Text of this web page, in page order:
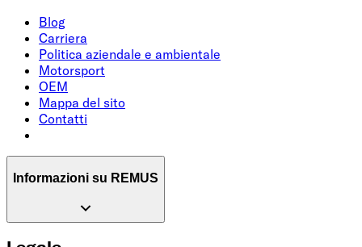
Blog
Carriera
Politica aziendale e ambientale
Motorsport
OEM
Mappa del sito
Contatti
Informazioni su REMUS